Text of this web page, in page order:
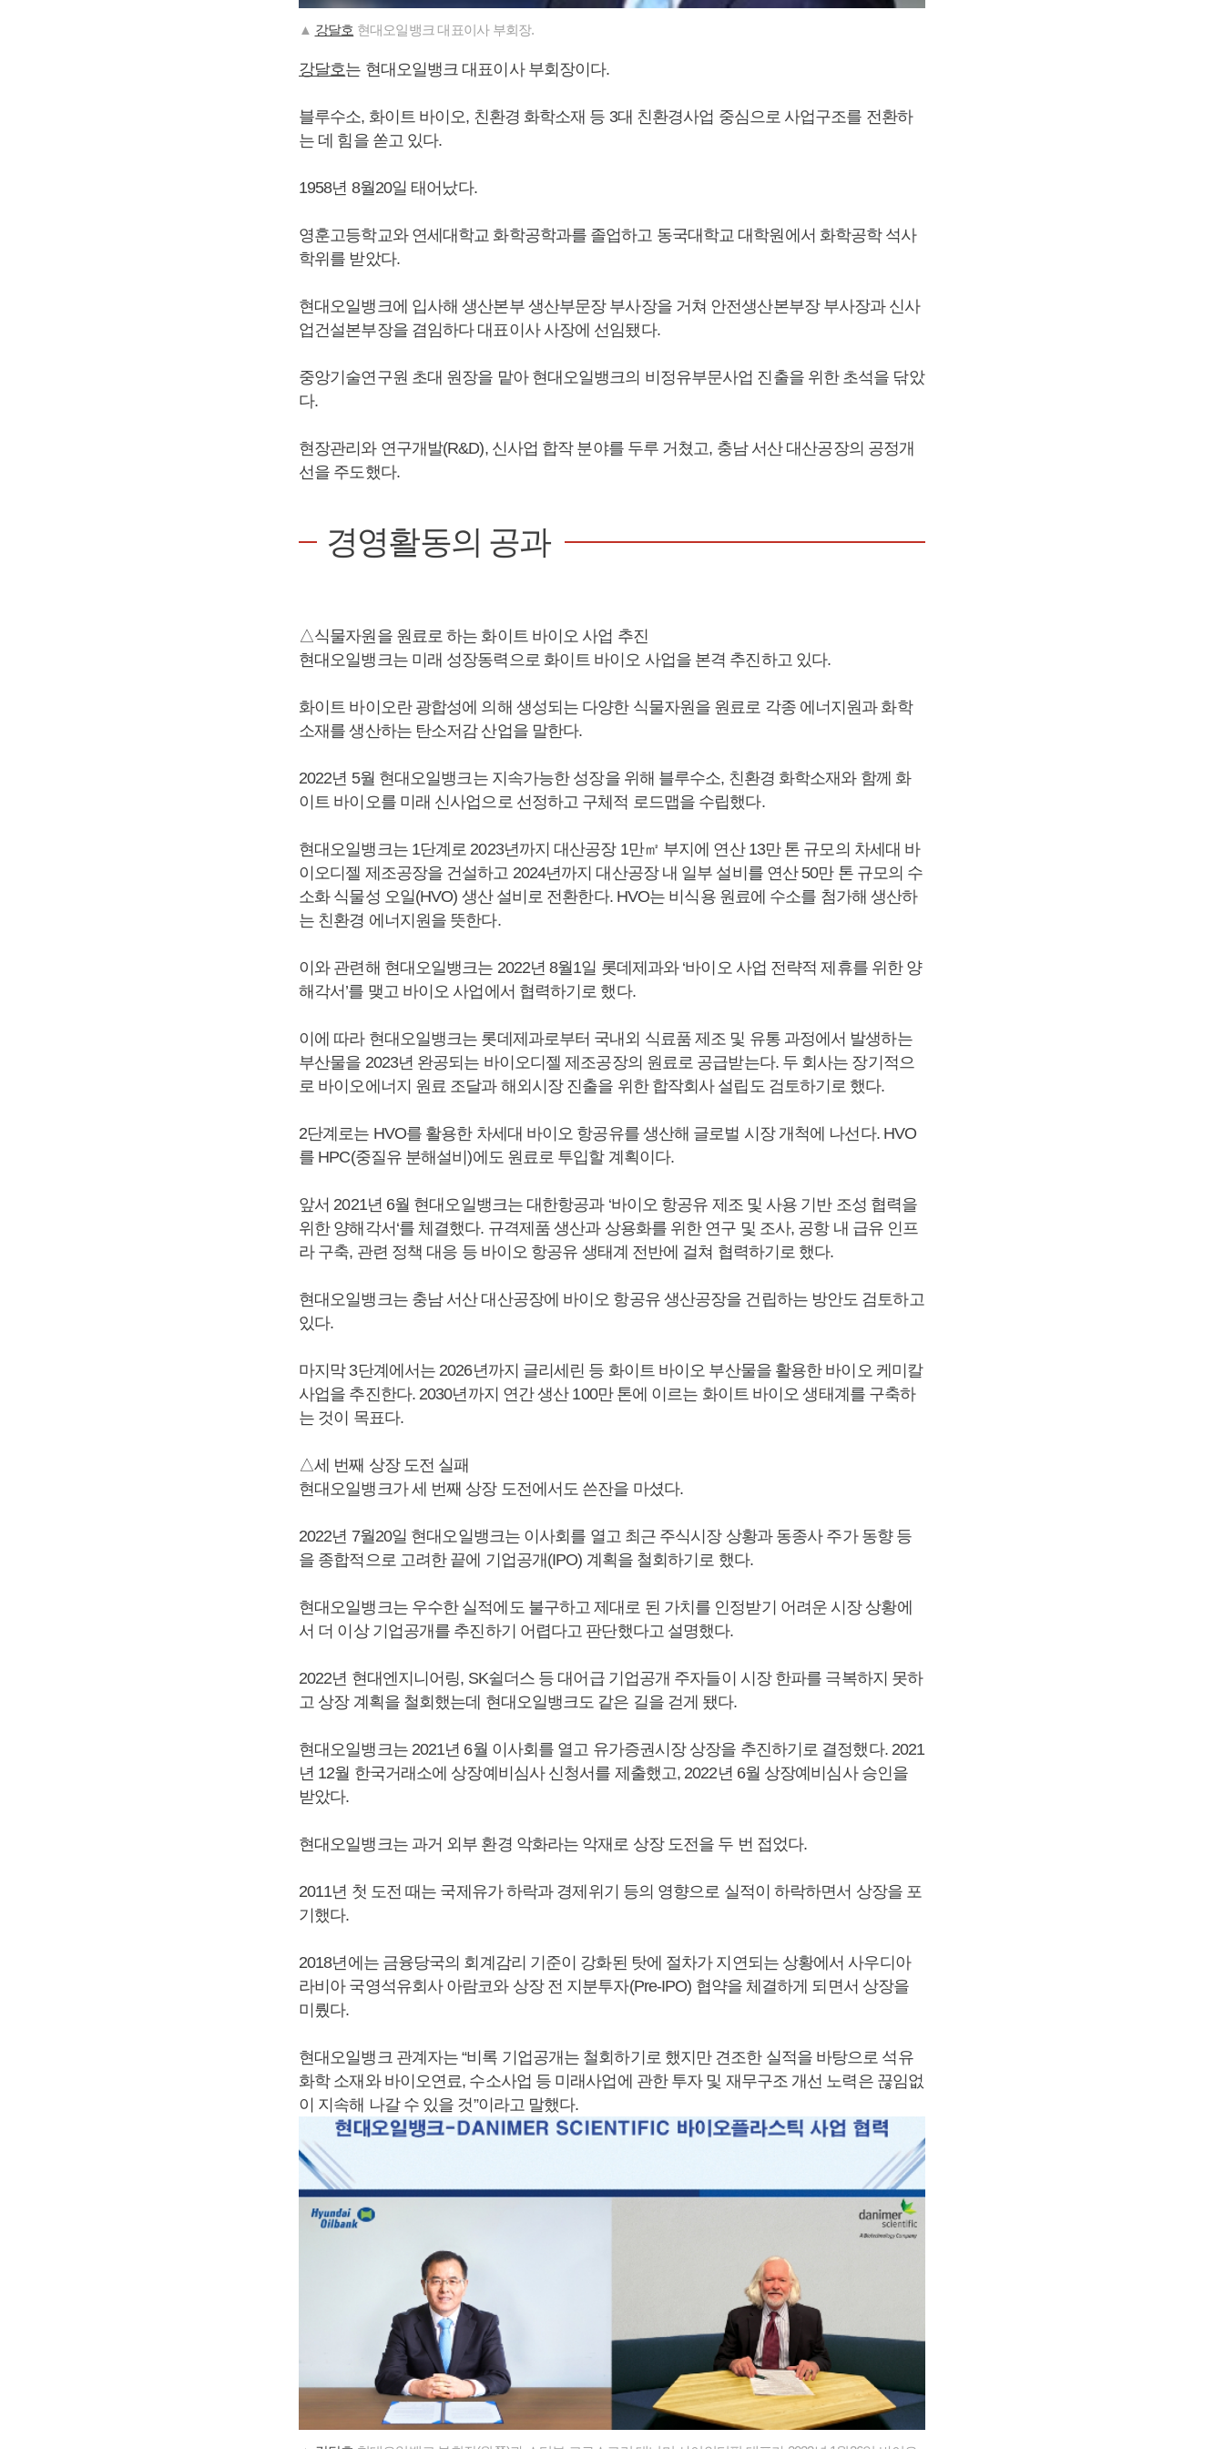
▲ 강달호 현대오일뱅크 대표이사 부회장.
강달호는 현대오일뱅크 대표이사 부회장이다.
블루수소, 화이트 바이오, 친환경 화학소재 등 3대 친환경사업 중심으로 사업구조를 전환하
는 데 힘을 쏟고 있다.
1958년 8월20일 태어났다.
영훈고등학교와 연세대학교 화학공학과를 졸업하고 동국대학교 대학원에서 화학공학 석사
학위를 받았다.
현대오일뱅크에 입사해 생산본부 생산부문장 부사장을 거쳐 안전생산본부장 부사장과 신사
업건설본부장을 겸임하다 대표이사 사장에 선임됐다.
중앙기술연구원 초대 원장을 맡아 현대오일뱅크의 비정유부문사업 진출을 위한 초석을 닦았
다.
현장관리와 연구개발(R&D), 신사업 합작 분야를 두루 거쳤고, 충남 서산 대산공장의 공정개
선을 주도했다.
경영활동의 공과
△식물자원을 원료로 하는 화이트 바이오 사업 추진
현대오일뱅크는 미래 성장동력으로 화이트 바이오 사업을 본격 추진하고 있다.
화이트 바이오란 광합성에 의해 생성되는 다양한 식물자원을 원료로 각종 에너지원과 화학
소재를 생산하는 탄소저감 산업을 말한다.
2022년 5월 현대오일뱅크는 지속가능한 성장을 위해 블루수소, 친환경 화학소재와 함께 화
이트 바이오를 미래 신사업으로 선정하고 구체적 로드맵을 수립했다.
현대오일뱅크는 1단계로 2023년까지 대산공장 1만㎡ 부지에 연산 13만 톤 규모의 차세대 바
이오디젤 제조공장을 건설하고 2024년까지 대산공장 내 일부 설비를 연산 50만 톤 규모의 수
소화 식물성 오일(HVO) 생산 설비로 전환한다. HVO는 비식용 원료에 수소를 첨가해 생산하
는 친환경 에너지원을 뜻한다.
이와 관련해 현대오일뱅크는 2022년 8월1일 롯데제과와 ‘바이오 사업 전략적 제휴를 위한 양
해각서’를 맺고 바이오 사업에서 협력하기로 했다.
이에 따라 현대오일뱅크는 롯데제과로부터 국내외 식료품 제조 및 유통 과정에서 발생하는
부산물을 2023년 완공되는 바이오디젤 제조공장의 원료로 공급받는다. 두 회사는 장기적으
로 바이오에너지 원료 조달과 해외시장 진출을 위한 합작회사 설립도 검토하기로 했다.
2단계로는 HVO를 활용한 차세대 바이오 항공유를 생산해 글로벌 시장 개척에 나선다. HVO
를 HPC(중질유 분해설비)에도 원료로 투입할 계획이다.
앞서 2021년 6월 현대오일뱅크는 대한항공과 ‘바이오 항공유 제조 및 사용 기반 조성 협력을
위한 양해각서‘를 체결했다. 규격제품 생산과 상용화를 위한 연구 및 조사, 공항 내 급유 인프
라 구축, 관련 정책 대응 등 바이오 항공유 생태계 전반에 걸쳐 협력하기로 했다.
현대오일뱅크는 충남 서산 대산공장에 바이오 항공유 생산공장을 건립하는 방안도 검토하고
있다.
마지막 3단계에서는 2026년까지 글리세린 등 화이트 바이오 부산물을 활용한 바이오 케미칼
사업을 추진한다. 2030년까지 연간 생산 100만 톤에 이르는 화이트 바이오 생태계를 구축하
는 것이 목표다.
△세 번째 상장 도전 실패
현대오일뱅크가 세 번째 상장 도전에서도 쓴잔을 마셨다.
2022년 7월20일 현대오일뱅크는 이사회를 열고 최근 주식시장 상황과 동종사 주가 동향 등
을 종합적으로 고려한 끝에 기업공개(IPO) 계획을 철회하기로 했다.
현대오일뱅크는 우수한 실적에도 불구하고 제대로 된 가치를 인정받기 어려운 시장 상황에
서 더 이상 기업공개를 추진하기 어렵다고 판단했다고 설명했다.
2022년 현대엔지니어링, SK쉴더스 등 대어급 기업공개 주자들이 시장 한파를 극복하지 못하
고 상장 계획을 철회했는데 현대오일뱅크도 같은 길을 걷게 됐다.
현대오일뱅크는 2021년 6월 이사회를 열고 유가증권시장 상장을 추진하기로 결정했다. 2021
년 12월 한국거래소에 상장예비심사 신청서를 제출했고, 2022년 6월 상장예비심사 승인을
받았다.
현대오일뱅크는 과거 외부 환경 악화라는 악재로 상장 도전을 두 번 접었다.
2011년 첫 도전 때는 국제유가 하락과 경제위기 등의 영향으로 실적이 하락하면서 상장을 포
기했다.
2018년에는 금융당국의 회계감리 기준이 강화된 탓에 절차가 지연되는 상황에서 사우디아
라비아 국영석유회사 아람코와 상장 전 지분투자(Pre-IPO) 협약을 체결하게 되면서 상장을
미뤘다.
현대오일뱅크 관계자는 “비록 기업공개는 철회하기로 했지만 견조한 실적을 바탕으로 석유
화학 소재와 바이오연료, 수소사업 등 미래사업에 관한 투자 및 재무구조 개선 노력은 끊임없
이 지속해 나갈 수 있을 것”이라고 말했다.